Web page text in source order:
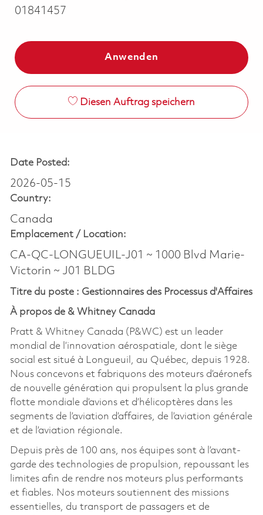
01841457
Anwenden
Diesen Auftrag speichern
Date Posted:
2026-05-15
Country:
Canada
Emplacement / Location:
CA-QC-LONGUEUIL-J01 ~ 1000 Blvd Marie-
Victorin ~ J01 BLDG
Titre du poste : Gestionnaires des Processus d'Affaires
À propos de & Whitney Canada
Pratt & Whitney Canada (P&WC) est un leader
mondial de l’innovation aérospatiale, dont le siège
social est situé à Longueuil, au Québec, depuis 1928.
Nous concevons et fabriquons des moteurs d’aéronefs
de nouvelle génération qui propulsent la plus grande
flotte mondiale d’avions et d’hélicoptères dans les
segments de l’aviation d’affaires, de l’aviation générale
et de l’aviation régionale.
Depuis près de 100 ans, nos équipes sont à l’avant-
garde des technologies de propulsion, repoussant les
limites afin de rendre nos moteurs plus performants
et fiables. Nos moteurs soutiennent des missions
essentielles, du transport de passagers et de